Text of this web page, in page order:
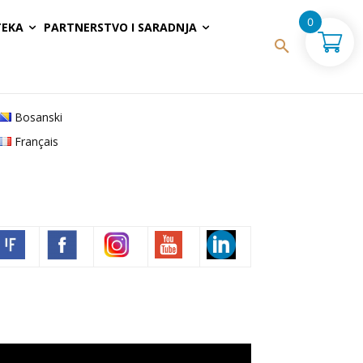
PARTNERSTVO I SARADNJA
Bosanski
Français
0